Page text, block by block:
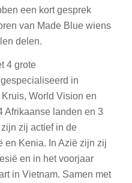
een kort gesprek
van Made Blue wiens
delen.
4 grote
in
World Vision en
Afrikaanse landen en 3
zij actief in de
en Kenia. In Azië zijn zij
en in het voorjaar
in Vietnam. Samen met